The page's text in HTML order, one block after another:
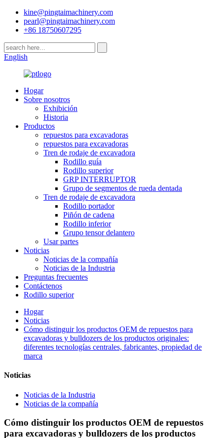
kine@pingtaimachinery.com
pearl@pingtaimachinery.com
+86 18750607295
English
Hogar
Sobre nosotros
Exhibición
Historia
Productos
repuestos para excavadoras
repuestos para excavadoras
Tren de rodaje de excavadora
Rodillo guía
Rodillo superior
GRP INTERRUPTOR
Grupo de segmentos de rueda dentada
Tren de rodaje de excavadora
Rodillo portador
Piñón de cadena
Rodillo inferior
Grupo tensor delantero
Usar partes
Noticias
Noticias de la compañía
Noticias de la Industria
Preguntas frecuentes
Contáctenos
Rodillo superior
Hogar
Noticias
Cómo distinguir los productos OEM de repuestos para
excavadoras y bulldozers de los productos originales:
diferentes tecnologías centrales, fabricantes, propiedad de
marca
Noticias
Noticias de la Industria
Noticias de la compañía
Cómo distinguir los productos OEM de repuestos
para excavadoras y bulldozers de los productos